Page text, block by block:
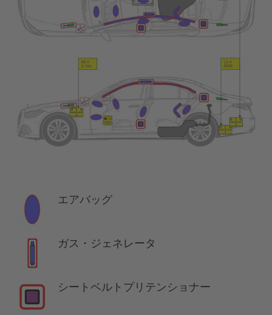
エアバッグ
ガス・ジェネレータ
シートベルトプリテンショナー